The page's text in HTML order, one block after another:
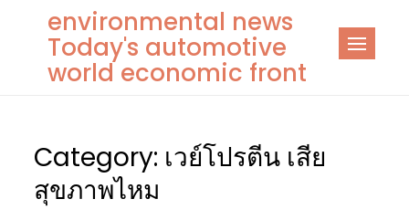
content
environmental news
Today's automotive
world economic front
Category: เวย์โปรตีน เสีย
สุขภาพไหม